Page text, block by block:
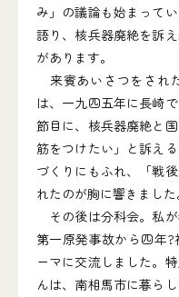
み」の議論も始まって
語り、核兵器廃絶を訴
があります。
来賓あいさつをされ
は、一九四五年に長崎
節目に、核兵器廃絶と
筋をつけたい」と訴え
づくりにもふれ、「戦
れたのが胸に響きました
その後は分科会。私
第一原発事故から四年
ーマに交流しました。
んは、南相馬市に暮ら